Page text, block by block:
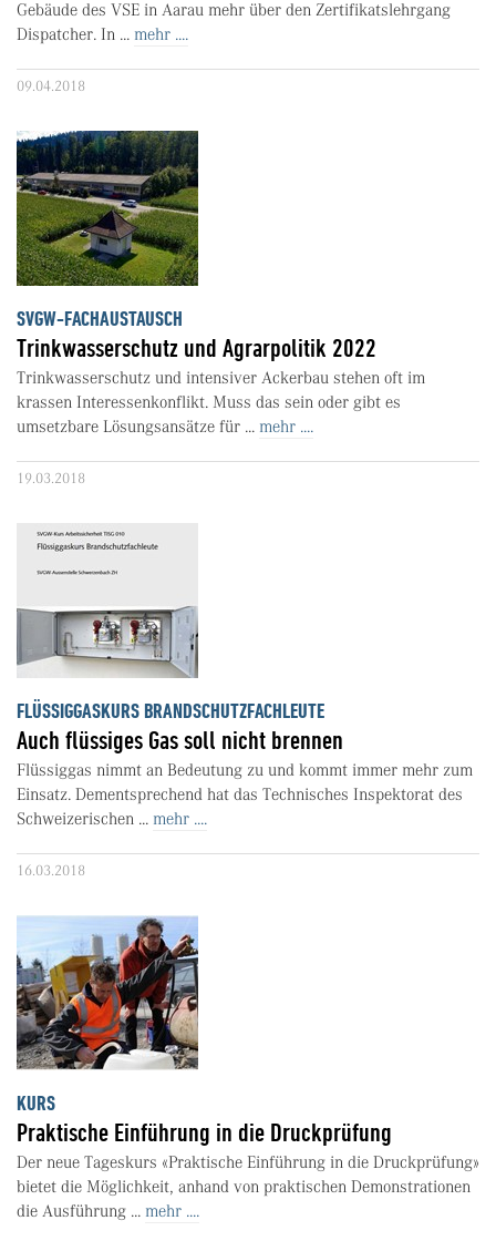
Gebäude des VSE in Aarau mehr über den Zertifikatslehrgang
Dispatcher. In ... mehr ....
09.04.2018
SVGW-FACHAUSTAUSCH
Trinkwasserschutz und Agrarpolitik 2022
Trinkwasserschutz und intensiver Ackerbau stehen oft im
krassen Interessenkonflikt. Muss das sein oder gibt es
umsetzbare Lösungsansätze für ... mehr ....
19.03.2018
FLÜSSIGGASKURS BRANDSCHUTZFACHLEUTE
Auch flüssiges Gas soll nicht brennen
Flüssiggas nimmt an Bedeutung zu und kommt immer mehr zum
Einsatz. Dementsprechend hat das Technisches Inspektorat des
Schweizerischen ... mehr ....
16.03.2018
KURS
Praktische Einführung in die Druckprüfung
Der neue Tageskurs «Praktische Einführung in die Druckprüfung»
bietet die Möglichkeit, anhand von praktischen Demonstrationen
die Ausführung ... mehr ....